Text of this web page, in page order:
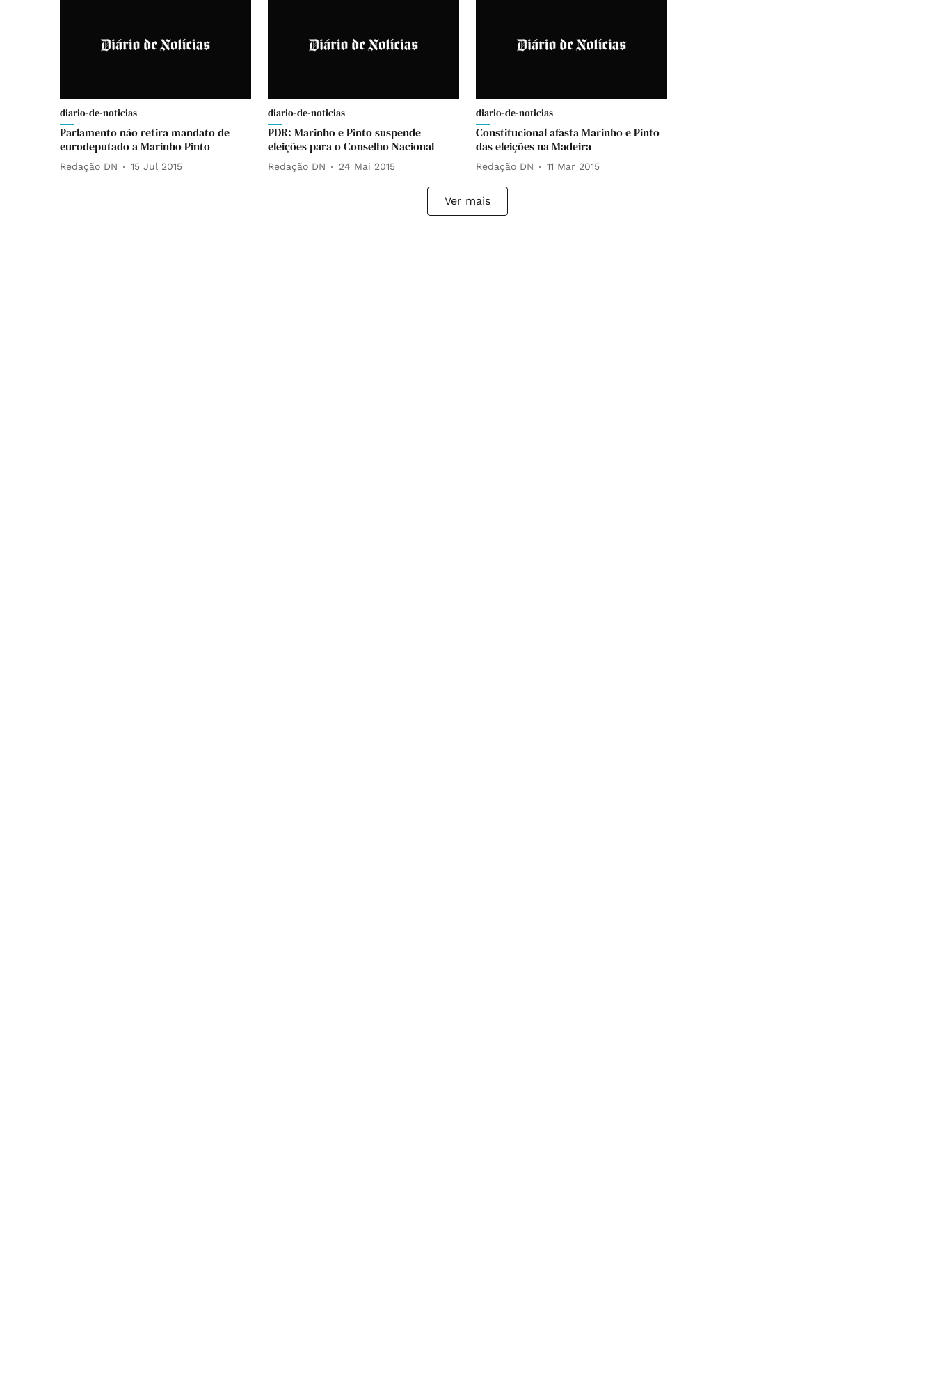
diario-de-noticias
Parlamento não retira mandato de
eurodeputado a Marinho Pinto
Redação DN 15 Jul 2015
diario-de-noticias
PDR: Marinho e Pinto suspende
eleições para o Conselho Nacional
Redação DN 24 Mai 2015
diario-de-noticias
Constitucional afasta Marinho e Pinto
das eleições na Madeira
Redação DN 11 Mar 2015
Ver mais